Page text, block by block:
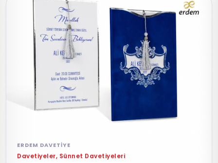
ERDEM DAVETIYE
Davetiyeler, Sünnet Davetiyeleri